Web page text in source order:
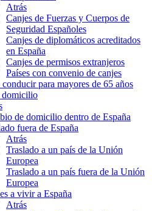
Atrás
Canjes de Fuerzas y Cuerpos de
Seguridad Españoles
Canjes de diplomáticos acreditados
en España
Canjes de permisos extranjeros
Países con convenio de canjes
conducir para mayores de 65 años
domicilio
de domicilio dentro de España
fuera de España
Atrás
Traslado a un país de la Unión
Europea
Traslado a un país fuera de la Unión
Europea
a vivir a España
Atrás